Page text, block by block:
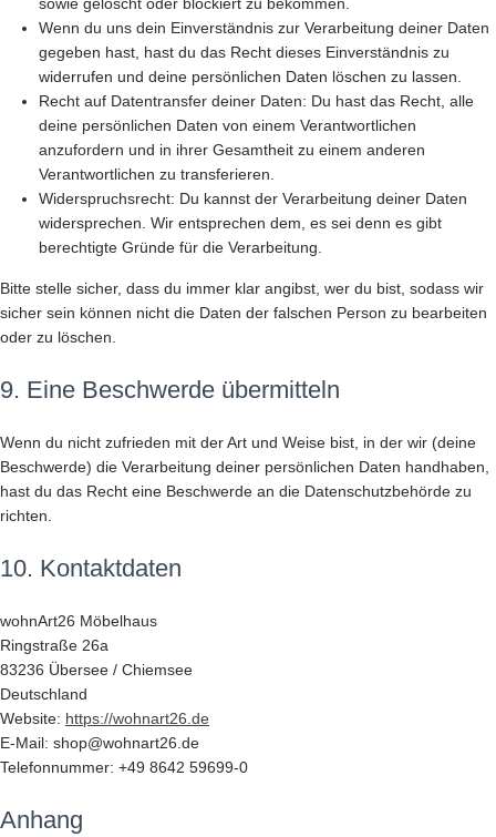
Wenn du uns dein Einverständnis zur Verarbeitung deiner Daten
gegeben hast, hast du das Recht dieses Einverständnis zu
widerrufen und deine persönlichen Daten löschen zu lassen.
Recht auf Datentransfer deiner Daten: Du hast das Recht, alle
deine persönlichen Daten von einem Verantwortlichen
anzufordern und in ihrer Gesamtheit zu einem anderen
Verantwortlichen zu transferieren.
Widerspruchsrecht: Du kannst der Verarbeitung deiner Daten
widersprechen. Wir entsprechen dem, es sei denn es gibt
berechtigte Gründe für die Verarbeitung.
Bitte stelle sicher, dass du immer klar angibst, wer du bist, sodass wir
sicher sein können nicht die Daten der falschen Person zu bearbeiten
oder zu löschen.
9. Eine Beschwerde übermitteln
Wenn du nicht zufrieden mit der Art und Weise bist, in der wir (deine
Beschwerde) die Verarbeitung deiner persönlichen Daten handhaben,
hast du das Recht eine Beschwerde an die Datenschutzbehörde zu
richten.
10. Kontaktdaten
wohnArt26 Möbelhaus
Ringstraße 26a
83236 Übersee / Chiemsee
Deutschland
Website: https://wohnart26.de
E-Mail: shop@wohnart26.de
Telefonnummer: +49 8642 59699-0
Anhang